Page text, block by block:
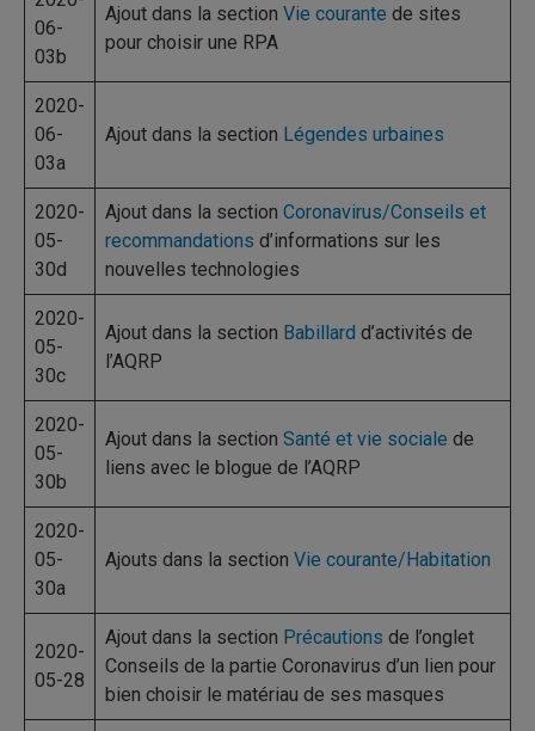
06-
03b
Ajout dans la section Vie courante de sites
pour choisir une RPA
2020-
06-
03a
Ajout dans la section Légendes urbaines
2020-
05-
30d
Ajout dans la section Coronavirus/Conseils et
recommandations d’informations sur les
nouvelles technologies
2020-
05-
30c
Ajout dans la section Babillard d’activités de
l’AQRP
2020-
05-
30b
Ajout dans la section Santé et vie sociale de
liens avec le blogue de l’AQRP
2020-
05-
30a
Ajouts dans la section Vie courante/Habitation
2020-
05-28
Ajout dans la section Précautions de l’onglet
Conseils de la partie Coronavirus d’un lien pour
bien choisir le matériau de ses masques